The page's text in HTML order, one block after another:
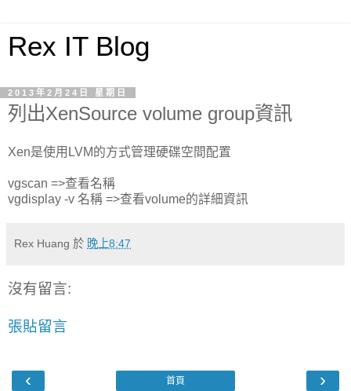
Rex IT Blog
2013年2月24日 星期日
列出XenSource volume group資訊
Xen是使用LVM的方式管理硬碟空間配置
vgscan =>查看名稱
vgdisplay -v 名稱 =>查看volume的詳細資訊
Rex Huang 於 晚上8:47
沒有留言:
張貼留言
‹ ›
首頁